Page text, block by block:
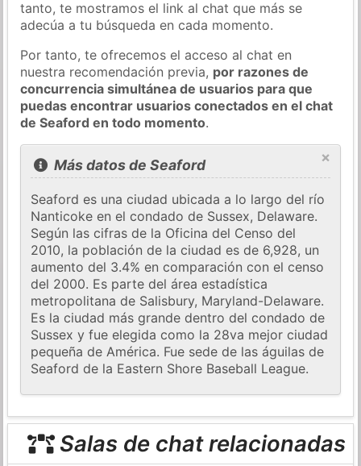
tanto, te mostramos el link al chat que más se
adecúa a tu búsqueda en cada momento.
Por tanto, te ofrecemos el acceso al chat en
nuestra recomendación previa, por razones de
concurrencia simultánea de usuarios para que
puedas encontrar usuarios conectados en el chat
de Seaford en todo momento.
×
Más datos de Seaford
Seaford es una ciudad ubicada a lo largo del río
Nanticoke en el condado de Sussex, Delaware.
Según las cifras de la Oficina del Censo del
2010, la población de la ciudad es de 6,928, un
aumento del 3.4% en comparación con el censo
del 2000. Es parte del área estadística
metropolitana de Salisbury, Maryland-Delaware.
Es la ciudad más grande dentro del condado de
Sussex y fue elegida como la 28va mejor ciudad
pequeña de América. Fue sede de las águilas de
Seaford de la Eastern Shore Baseball League.
Salas de chat relacionadas